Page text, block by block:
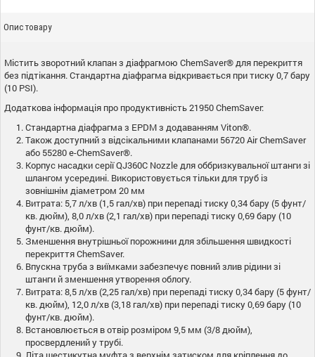
Опис товару
Містить зворотний клапан з діафрагмою ChemSaver® для перекриття
без підтікання. Стандартна діафрагма відкривається при тиску 0,7 бару
(10 PSI).
Додаткова інформація про продуктивність 21950 ChemSaver:
Стандартна діафрагма з EPDM з додаванням Viton®.
Також доступний з відсікальними клапанами 56720 Air ChemSaver
або 55280 e-ChemSaver®.
Корпус насадки серії QJ360C Nozzle для оббризкувальної штанги зі
шлангом усередині. Використовується тільки для труб із
зовнішнім діаметром 20 мм
Витрата: 5,7 л/хв (1,5 гал/хв) при перепаді тиску 0,34 бару (5 фунт/
кв. дюйм), 8,0 л/хв (2,1 гал/хв) при перепаді тиску 0,69 бару (10
фунт/кв. дюйм).
Зменшення внутрішньої порожнини для збільшення швидкості
перекриття ChemSaver.
Впускна труба з виїмками забезпечує повний злив рідини зі
штанги й зменшення утворення облогу.
Витрата: 8,5 л/хв (2,25 гал/хв) при перепаді тиску 0,34 бару (5 фунт/
кв. дюйм), 12,0 л/хв (3,18 гал/хв) при перепаді тиску 0,69 бару (10
фунт/кв. дюйм).
Встановлюється в отвір розміром 9,5 мм (3/8 дюйм),
просвердлений у трубі.